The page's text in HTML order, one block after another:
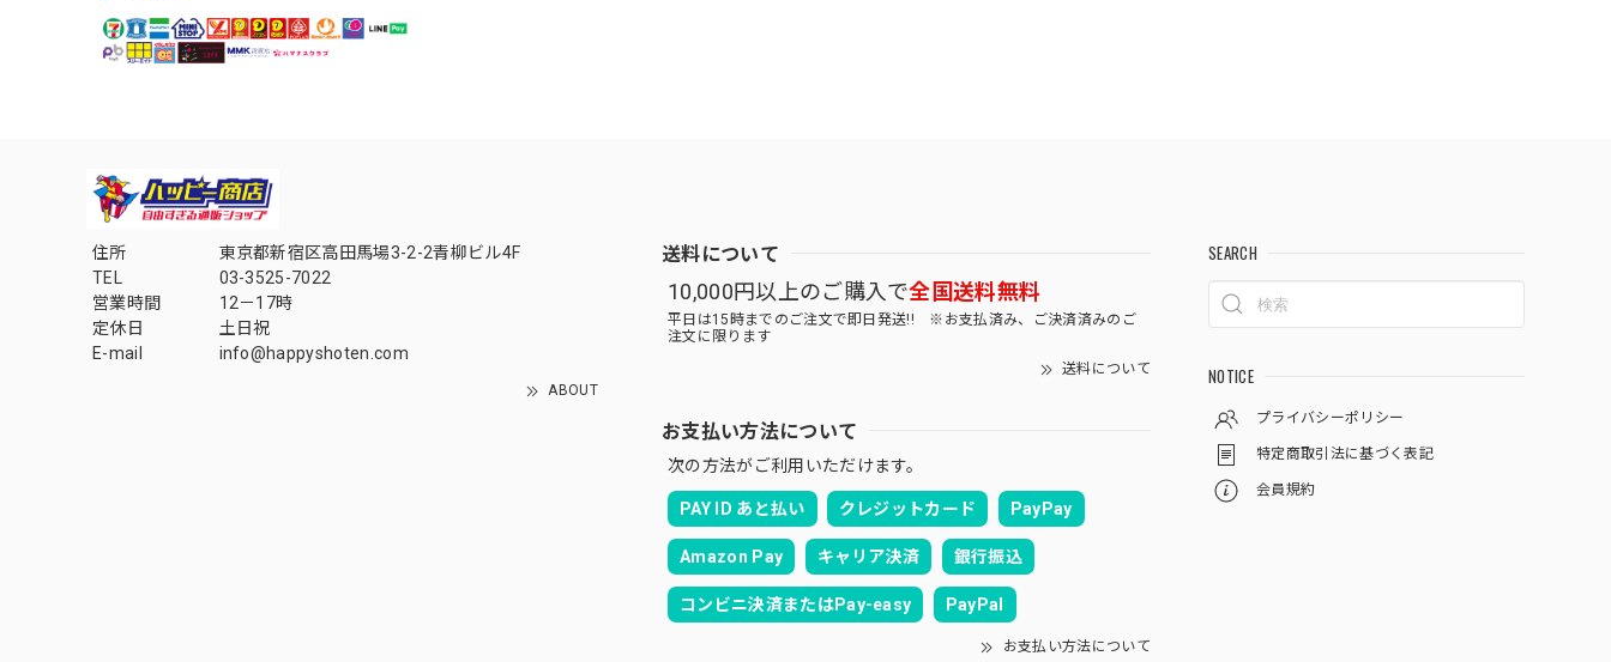
住所
東京都新宿区高田馬場3-2-2青柳ビル4F
TEL
03-3525-7022
営業時間
12－17時
定休日
土日祝
E-mail
info@happyshoten.com
ABOUT
送料について
10,000円以上のご購入で全国送料無料
平日は15時までのご注文で即日発送!! ※お支払済み、ご決済済みのご
注文に限ります
送料について
お支払い方法について
次の方法がご利用いただけます。
PAY ID あと払い クレジットカード PayPay
Amazon Pay キャリア決済 銀行振込
コンビニ決済またはPay-easy PayPal
お支払い方法について
SEARCH
NOTICE
プライバシーポリシー
特定商取引法に基づく表記
会員規約